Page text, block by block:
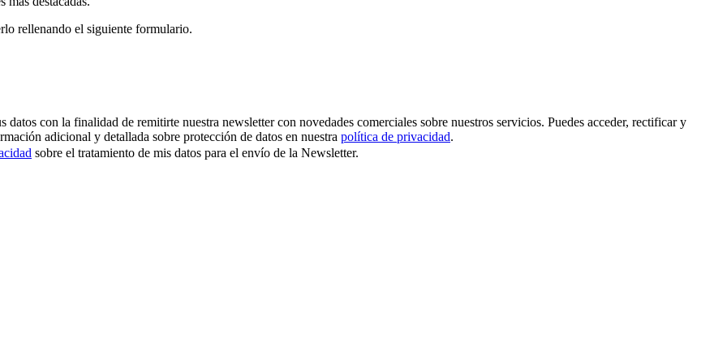
rellenando el siguiente formulario.
con la finalidad de remitirte nuestra newsletter con novedades comerciales sobre nuestros servicios. Puedes acceder, rectificar y
adicional y detallada sobre protección de datos en nuestra política de privacidad.
sobre el tratamiento de mis datos para el envío de la Newsletter.